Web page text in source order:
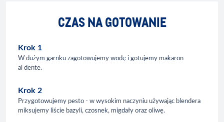
CZAS NA GOTOWANIE
Krok 1
W dużym garnku zagotowujemy wodę i gotujemy makaron
al dente.
Krok 2
Przygotowujemy pesto - w wysokim naczyniu używając blendera
miksujemy liście bazyli, czosnek, migdały oraz oliwę.